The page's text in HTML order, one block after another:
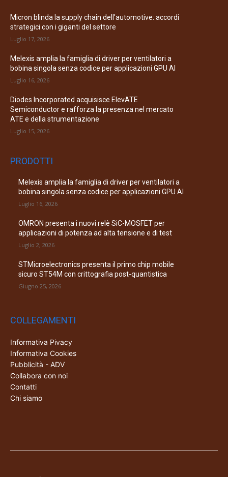
Micron blinda la supply chain dell’automotive: accordi
strategici con i giganti del settore
Luglio 17, 2026
Melexis amplia la famiglia di driver per ventilatori a
bobina singola senza codice per applicazioni GPU AI
Luglio 16, 2026
Diodes Incorporated acquisisce ElevATE
Semiconductor e rafforza la presenza nel mercato
ATE e della strumentazione
Luglio 15, 2026
PRODOTTI
Melexis amplia la famiglia di driver per ventilatori a
bobina singola senza codice per applicazioni GPU AI
Luglio 16, 2026
OMRON presenta i nuovi relè SiC-MOSFET per
applicazioni di potenza ad alta tensione e di test
Luglio 2, 2026
STMicroelectronics presenta il primo chip mobile
sicuro ST54M con crittografia post-quantistica
Giugno 25, 2026
COLLEGAMENTI
Informativa Pivacy
Informativa Cookies
Pubblicità - ADV
Collabora con noi
Contatti
Chi siamo